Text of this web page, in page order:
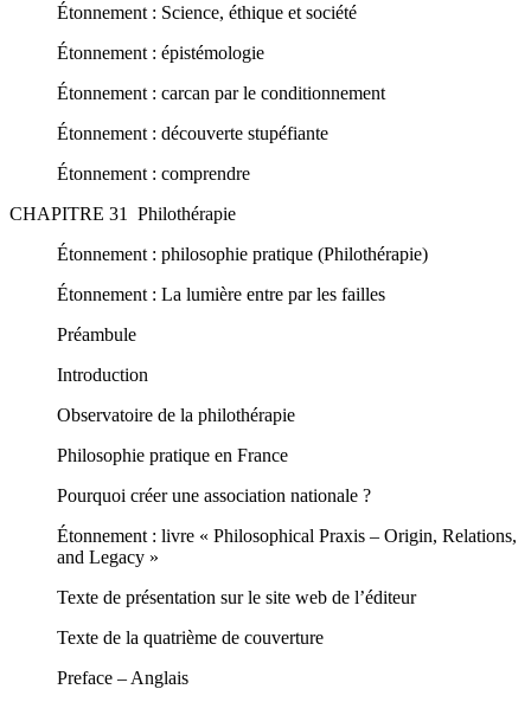
Étonnement : Science, éthique et société
Étonnement : épistémologie
Étonnement : carcan par le conditionnement
Étonnement : découverte stupéfiante
Étonnement : comprendre
CHAPITRE 31 Philothérapie
Étonnement : philosophie pratique (Philothérapie)
Étonnement : La lumière entre par les failles
Préambule
Introduction
Observatoire de la philothérapie
Philosophie pratique en France
Pourquoi créer une association nationale ?
Étonnement : livre « Philosophical Praxis – Origin, Relations,
and Legacy »
Texte de présentation sur le site web de l’éditeur
Texte de la quatrième de couverture
Preface – Anglais